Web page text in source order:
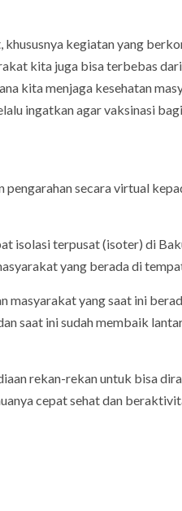
kegiatan yang
kita juga bisa terbebas
kita menjaga kesehatan
ingatkan agar vaksinasi
secara virtual
isolasi terpusat (isoter) di
yang berada di
masyarakat yang saat ini
saat ini sudah membaik
rekan-rekan untuk bisa
cepat sehat dan